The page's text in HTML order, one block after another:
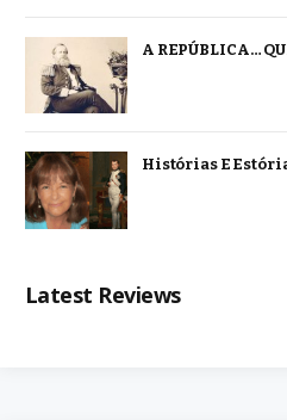
A REPÚBLICA…
Histórias E
Latest Reviews